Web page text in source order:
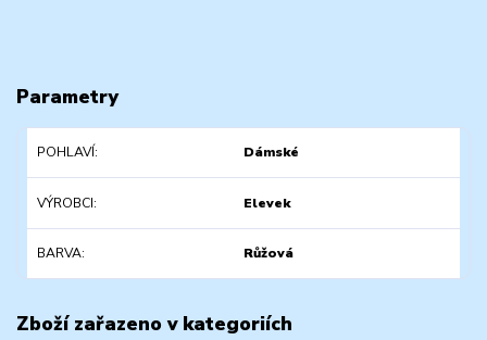
Parametry
POHLAVÍ Dámské
VÝROBCI Elevek
BARVA Růžová
Zboží zařazeno v kategoriích